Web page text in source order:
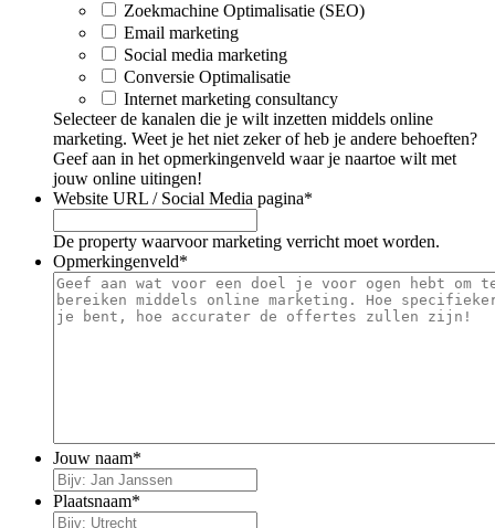
Zoekmachine Optimalisatie (SEO)
Email marketing
Social media marketing
Conversie Optimalisatie
Internet marketing consultancy
Selecteer de kanalen die je wilt inzetten middels online
marketing. Weet je het niet zeker of heb je andere behoeften?
Geef aan in het opmerkingenveld waar je naartoe wilt met
jouw online uitingen!
Website URL / Social Media pagina*
De property waarvoor marketing verricht moet worden.
Opmerkingenveld*
Jouw naam*
Plaatsnaam*